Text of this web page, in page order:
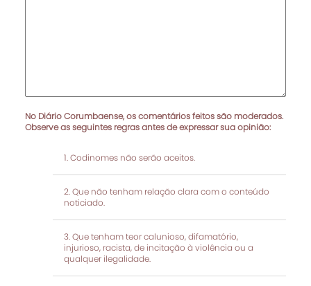
No Diário Corumbaense, os comentários feitos são moderados.
Observe as seguintes regras antes de expressar sua opinião:
Codinomes não serão aceitos.
Que não tenham relação clara com o conteúdo
noticiado.
Que tenham teor calunioso, difamatório,
injurioso, racista, de incitação à violência ou a
qualquer ilegalidade.